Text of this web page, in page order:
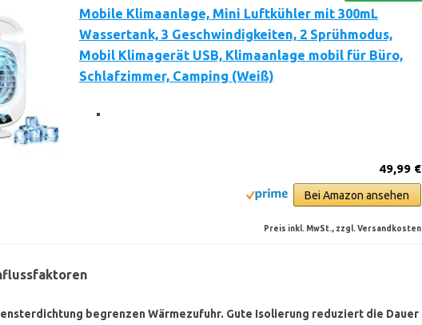
Mobile Klimaanlage, Mini Luftkühler mit 300mL
Wassertank, 3 Geschwindigkeiten, 2 Sprühmodus,
Mobil Klimagerät USB, Klimaanlage mobil für Büro,
Schlafzimmer, Camping (Weiß)
49,99 €
Bei Amazon ansehen
Preis inkl. MwSt., zzgl. Versandkosten
begrenzen Wärmezufuhr. Gute Isolierung reduziert die Dauer